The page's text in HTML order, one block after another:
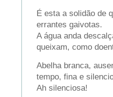
É esta a solidão de
errantes gaivotas.
A água anda
queixam, como
Abelha branca,
tempo, fina e
Ah silenciosa!